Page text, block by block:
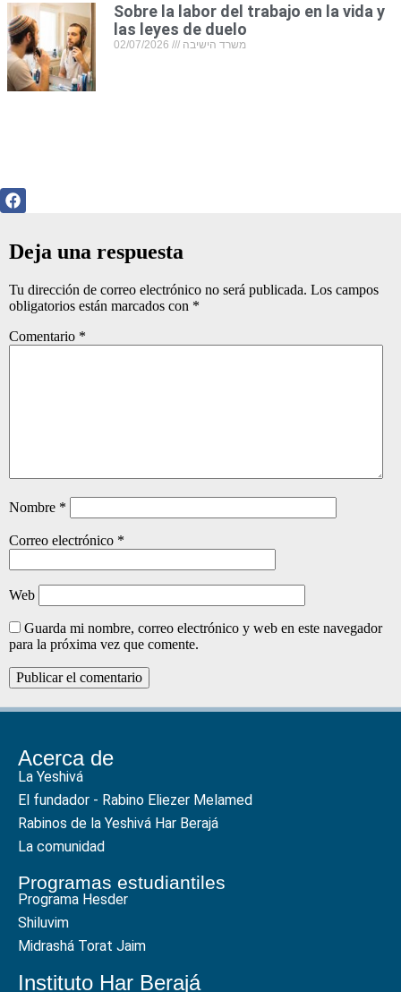
Sobre la labor del trabajo en la vida y
las leyes de duelo
משרד הישיבה 02/07/2026
Deja una respuesta
Tu dirección de correo electrónico no será publicada. Los campos
obligatorios están marcados con *
Comentario *
Nombre *
Correo electrónico *
Web
Guarda mi nombre, correo electrónico y web en este navegador
para la próxima vez que comente.
Acerca de
La Yeshivá
El fundador - Rabino Eliezer Melamed
Rabinos de la Yeshivá Har Berajá
La comunidad
Programas estudiantiles
Programa Hesder
Shiluvim
Midrashá Torat Jaim
Instituto Har Berajá